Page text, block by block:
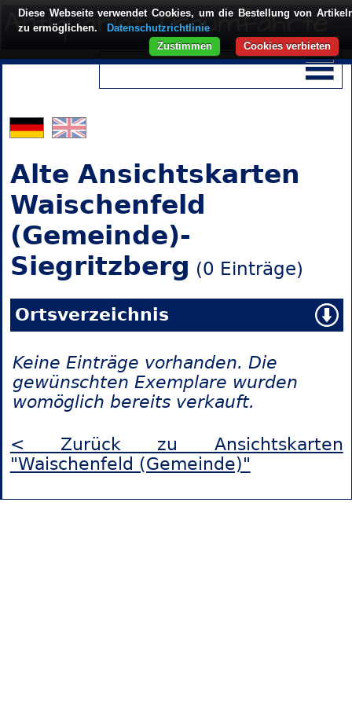
Alte Ansichtskarten
Waischenfeld
(Gemeinde)-
Siegritzberg (0 Einträge)
Ortsverzeichnis
Keine Einträge vorhanden. Die
gewünschten Exemplare wurden
womöglich bereits verkauft.
< Zurück zu Ansichtskarten
"Waischenfeld (Gemeinde)"
Diese Webseite verwendet Cookies, um die Bestellung von
zu ermöglichen.
Datenschutzrichtlinie
Cookies verbieten
Zustimmen